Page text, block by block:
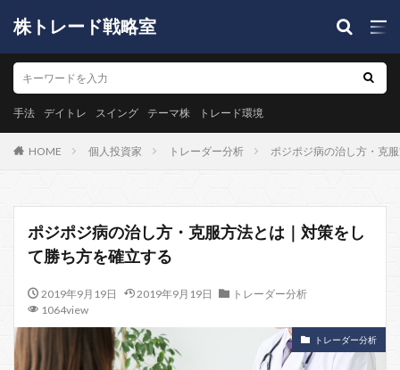
株トレード戦略室
手法 デイトレ スイング テーマ株 トレード環境
HOME 個人投資家 トレーダー分析 ポジポジ病の治し方・克
ポジポジ病の治し方・克服方法とは｜対策をし
て勝ち方を確立する
2019年9月19日 2019年9月19日
トレーダー分析
1064view
トレーダー分析